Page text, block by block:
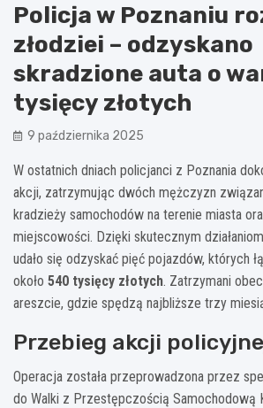
Policja w Poznaniu
złodziei – odzyskano
skradzione auta o
tysięcy złotych
9 października 2025
W ostatnich dniach policjanci z Poznania
akcji, zatrzymując dwóch mężczyzn
kradzieży samochodów na terenie miasta
miejscowości. Dzięki skutecznym
udało się odzyskać pięć pojazdów, których
około 540 tysięcy złotych. Zatrzymani
areszcie, gdzie spędzą najbliższe trzy
Przebieg akcji
Operacja została przeprowadzona przez
do Walki z Przestępczością Samochodową